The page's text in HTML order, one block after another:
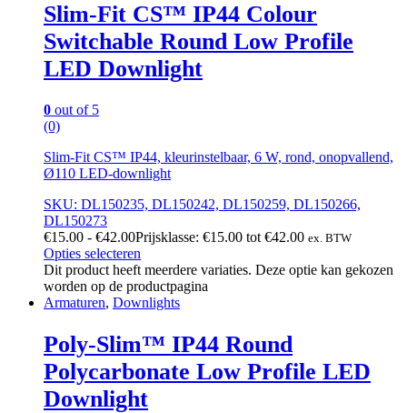
Slim-Fit CS™ IP44 Colour
Switchable Round Low Profile
LED Downlight
0 out of 5
(0)
Slim-Fit CS™ IP44, kleurinstelbaar, 6 W, rond, onopvallend,
Ø110 LED-downlight
SKU: DL150235, DL150242, DL150259, DL150266,
DL150273
€15.00 - €42.00Prijsklasse: €15.00 tot €42.00 ex. BTW
Opties selecteren
Dit product heeft meerdere variaties. Deze optie kan gekozen
worden op de productpagina
Armaturen, Downlights
Poly-Slim™ IP44 Round
Polycarbonate Low Profile LED
Downlight